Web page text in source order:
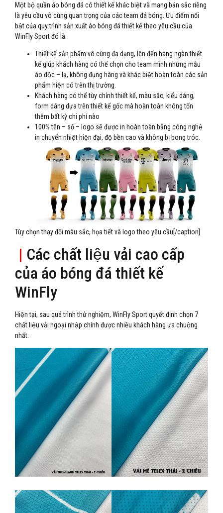
Một bộ quần áo bóng đá có thiết kế khác biệt và mang bản sắc riêng
là yêu cầu vô cùng quan trọng của các team đá bóng. Ưu điểm nổi
bật của quy trình sản xuất áo bóng đá thiết kế theo yêu cầu của
WinFly Sport đó là:
Thiết kế sản phẩm vô cùng đa dạng, lên đến hàng ngàn thiết
kế giúp khách hàng có thể chọn cho team mình những mẫu
áo độc – lạ, không đụng hàng và khác biệt hoàn toàn các sản
phẩm hiện có trên thị trường.
Khách hàng có thể tùy chỉnh thiết kế, màu sắc, kiểu dáng,
form dáng dựa trên thiết kế gốc mà hoàn toàn không tốn
thêm bất kỳ chi phí nào
100% tên – số – logo sẽ được in hoàn toàn bằng công nghệ
in chuyển nhiệt hiện đại, độ bền cao và không bị bong tróc.
Tùy chọn thay đổi màu sắc, họa tiết và logo theo yêu cầu[/caption]
| Các chất liệu vải cao cấp
của áo bóng đá thiết kế
WinFly
Hiện tại, sau quá trình thử nghiệm, WinFly Sport quyết định chọn 7
chất liệu vải ngoại nhập chính được nhiều khách hàng ưa chuộng
nhất: